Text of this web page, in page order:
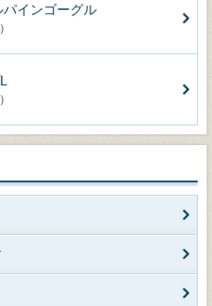
インゴーグル